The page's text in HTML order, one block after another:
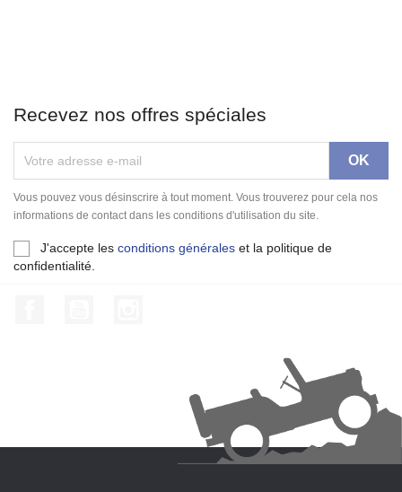
Recevez nos offres spéciales
Vous pouvez vous désinscrire à tout moment. Vous trouverez pour cela nos
informations de contact dans les conditions d'utilisation du site.
J'accepte les conditions générales et la politique de
confidentialité.